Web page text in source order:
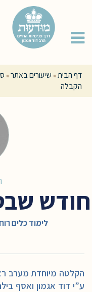
דף הבית» שיעורים באתר»
הקבלה
חודש
לימוד כלים
הקלטה מיוחדת מערב
ע”י דוד אגמון ואסף